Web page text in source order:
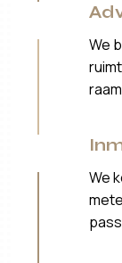
We
We